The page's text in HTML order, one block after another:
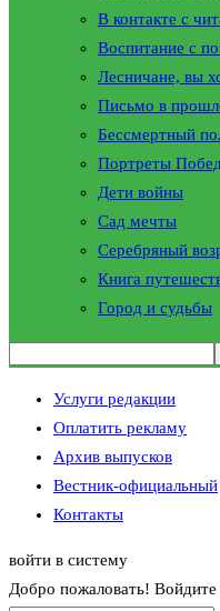
В контакте с
Воспитание с
Лесничане, вы
Письмо в
Бессмертный
Портреты
Дети войны
Сад мечты
Серебряный
Книга
Город и судьбы
Услуги редакции
Оплатить рекламу
Архив выпусков
Вестник-официальный
Контакты
войти в систему
Добро пожаловать!